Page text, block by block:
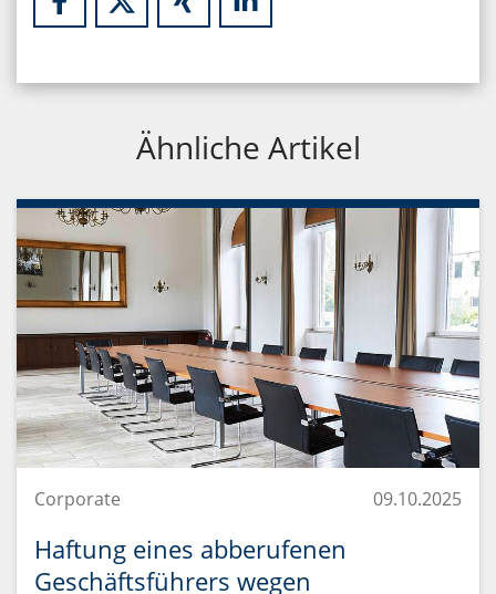
Ähnliche Artikel
Corporate 09.10.2025
Haftung eines abberufenen
Geschäftsführers wegen